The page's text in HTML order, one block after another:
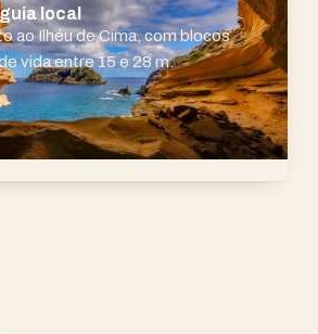
local
ao Ilhéu de Cima, com blocos
vida entre 15 e 28 m.